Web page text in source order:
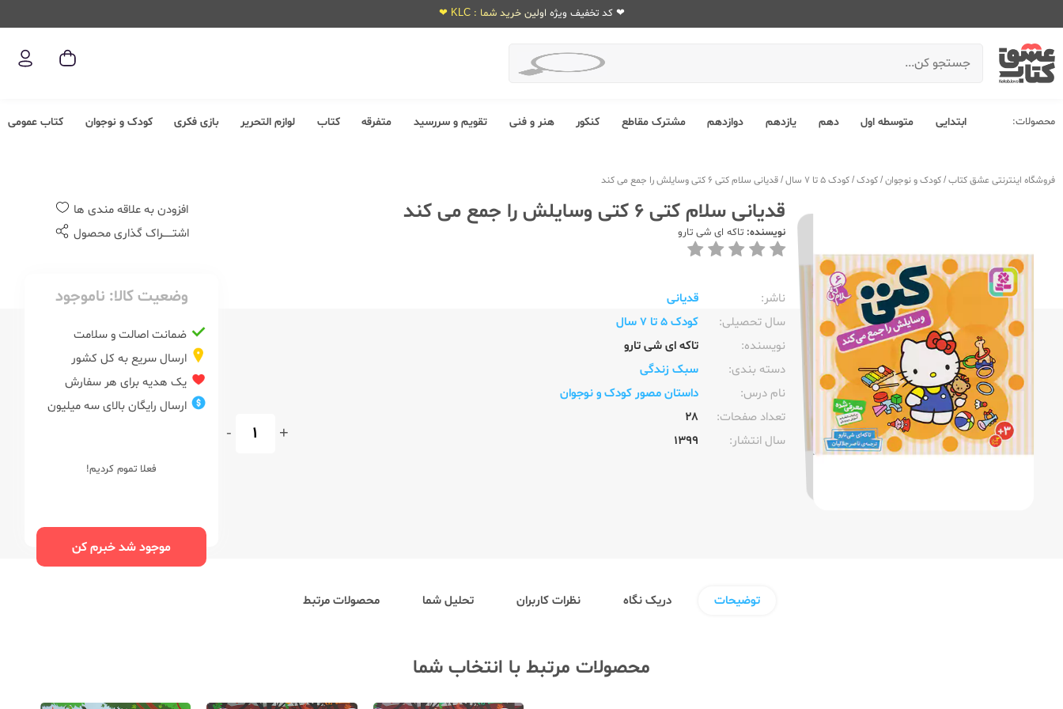
❤ کد تخفیف ویژه اولین خرید شما : KLC ❤
محصولات: ابتدایی متوسطه اول دهم یازدهم دوازدهم مشترک مقاطع کنکور هنر و فنی تقویم و سررسید متفرقه کتاب لوازم التحریر بازی فکری کودک و نوجوان کتاب عمومی
فروشگاه اینترنتی عشق کتاب/کودک و نوجوان/کودک/کودک 5 تا 7 سال /قدیانی سلام کتی 6 کتی وسایلش را جمع می کند
قدیانی سلام کتی 6 کتی وسایلش را جمع می کند
نویسنده: تاکه ای شی تارو
ناشر:‌
قدیانی
سال تحصیلی:‌
کودک 5 تا 7 سال
نویسنده:‌
تاکه ای شی تارو
دسته بندی:
سبک زندگی
نام درس:
داستان مصور کودک و نوجوان
تعداد صفحات:‌
28
سال انتشار:‌
1399
+
-
افزودن به علاقه مندی ها
اشتــــــراک گذاری محصول
وضعیت کالا: ناموجود
ضمانت اصالت و سلامت
ارسال سریع به کل کشور
یک هدیه برای هر سفارش
ارسال رایگان بالای سه میلیون
فعلا تموم کردیم!
موجود شد خبرم کن
توضیحات دریک نگاه نظرات کاربران تحلیل شما محصولات مرتبط
محصولات مرتبط با انتخاب شما